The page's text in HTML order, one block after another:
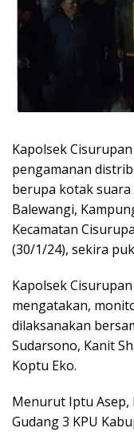
Kapolsek
pengamanan
berupa kotak suara
Balewangi,
Kecamatan
(30/1/24), sekira
Kapolsek
mengatakan,
dilaksanakan
Sudarsono, Kanit
Koptu Eko.
Menurut Iptu
Gudang 3 KPU